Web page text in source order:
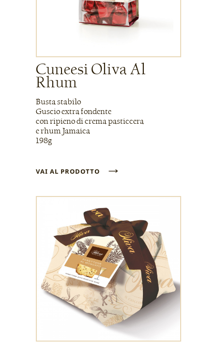
Cuneesi Oliva Al
Rhum
Busta stabilo
Guscio extra fondente
con ripieno di crema pasticcera
e rhum Jamaica
198g
VAI AL PRODOTTO →